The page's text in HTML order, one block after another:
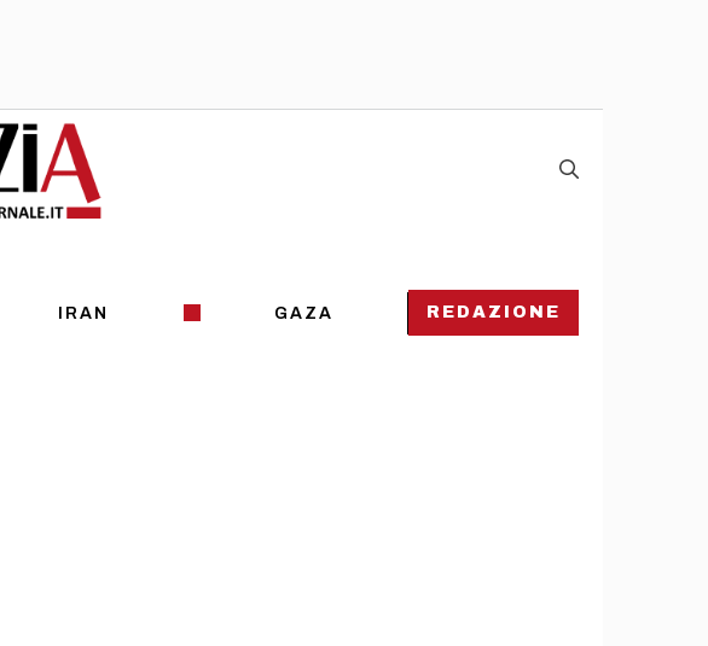
IRAN GAZA REDAZIONE